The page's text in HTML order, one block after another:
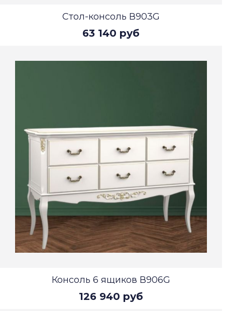
Стол-консоль В903G
63 140 руб
Консоль 6 ящиков В906G
126 940 руб